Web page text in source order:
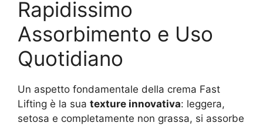
Rapidissimo
Assorbimento e Uso
Quotidiano
Un aspetto fondamentale della crema Fast
Lifting è la sua texture innovativa: leggera,
setosa e completamente non grassa, si assorbe